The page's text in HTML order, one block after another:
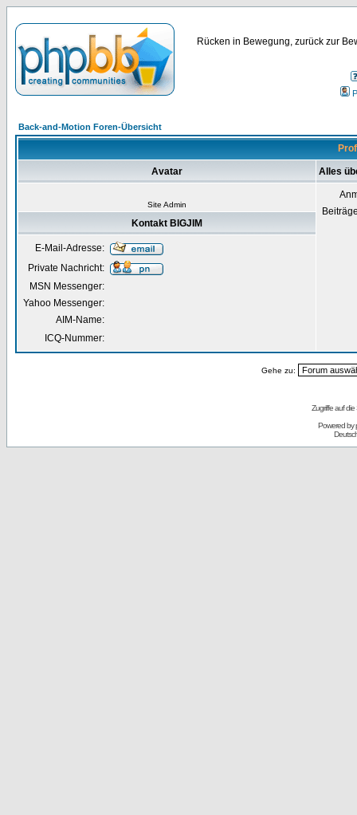
Rücken in Bewegung, zurück zur
Back-and-Motion Foren-Übersicht
Avatar Alles
Site Admin
Kontakt BIGJIM
E-Mail-Adresse:
Private Nachricht:
MSN Messenger:
Yahoo Messenger:
AIM-Name:
ICQ-Nummer:
Gehe zu:
Zugriffe auf
Powered by